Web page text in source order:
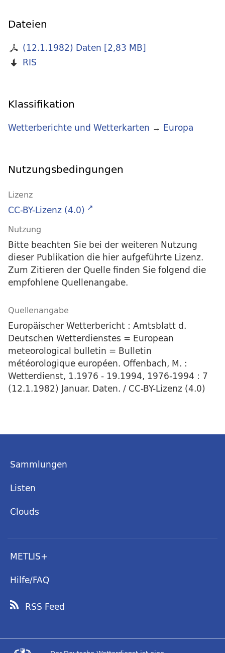
Dateien
(12.1.1982) Daten [2,83 MB]
RIS
Klassifikation
Wetterberichte und Wetterkarten → Europa
Nutzungsbedingungen
Lizenz
CC-BY-Lizenz (4.0)
Nutzung
Bitte beachten Sie bei der weiteren Nutzung
dieser Publikation die hier aufgeführte Lizenz.
Zum Zitieren der Quelle finden Sie folgend die
empfohlene Quellenangabe.
Quellenangabe
Europäischer Wetterbericht : Amtsblatt d.
Deutschen Wetterdienstes = European
meteorological bulletin = Bulletin
météorologique européen. Offenbach, M. :
Wetterdienst, 1.1976 - 19.1994, 1976-1994 : 7
(12.1.1982) Januar. Daten. / CC-BY-Lizenz (4.0)
Sammlungen
Listen
Clouds
METLIS+
Hilfe/FAQ
RSS Feed